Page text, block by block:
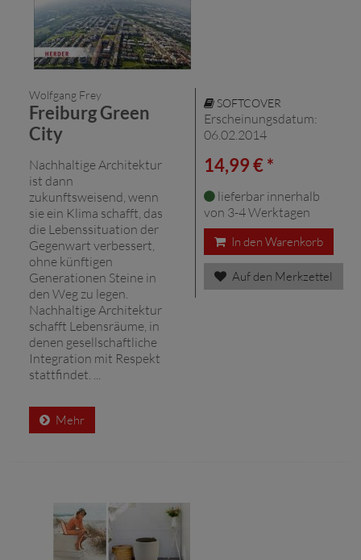
Wolfgang Frey
Freiburg Green
City
Nachhaltige Architektur
ist dann
zukunftsweisend, wenn
sie ein Klima schafft, das
die Lebenssituation der
Gegenwart verbessert,
ohne künftigen
Generationen Steine in
den Weg zu legen.
Nachhaltige Architektur
schafft Lebensräume, in
denen gesellschaftliche
Integration mit Respekt
stattfindet. ...
Mehr
SOFTCOVER
Erscheinungsdatum:
06.02.2014
14,99 € *
lieferbar innerhalb
von 3-4 Werktagen
In den Warenkorb
Auf den Merkzettel